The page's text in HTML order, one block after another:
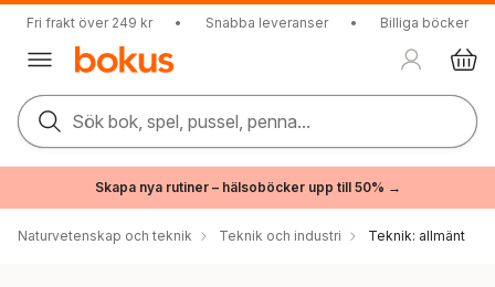
Fri frakt över 249 kr • Snabba leveranser • Billiga böcker
Sök bok, spel, pussel, penna...
Skapa nya rutiner – hälsoböcker upp till 50% →
Naturvetenskap och teknik Teknik och industri Teknik: allmänt